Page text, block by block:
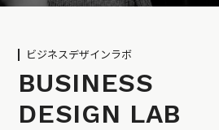
ビジネスデザインラボ
BUSINESS
DESIGN LAB